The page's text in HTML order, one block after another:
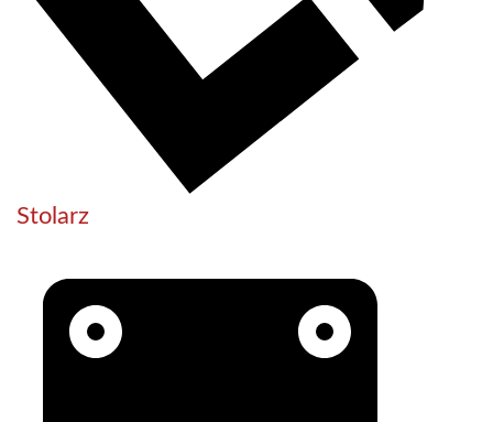
Stolarz